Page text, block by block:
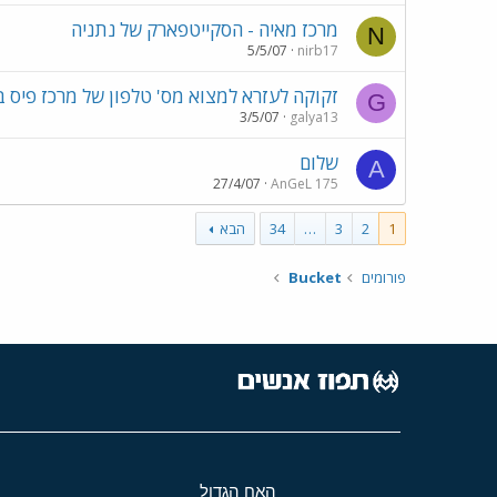
N מרכז מאיה - הסקייטפארק של נתניה
nirb17
5/5/07
G זקוקה לעזרא למצוא מס' טלפון של מרכז פיס
galya13
3/5/07
A שלום
AnGeL 175
27/4/07
1
2
3
…
34 הבא
פורומים Bucket
האח הגדול